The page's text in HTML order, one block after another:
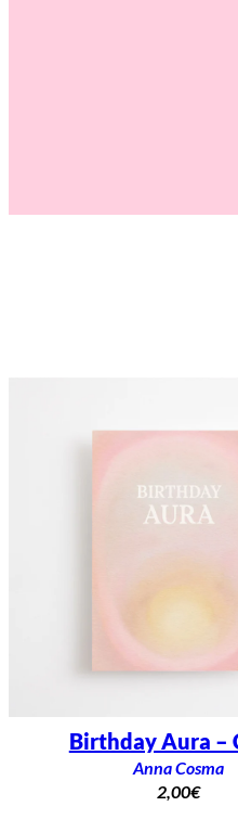
Birthday Aura –
Anna Cosma
2,00€